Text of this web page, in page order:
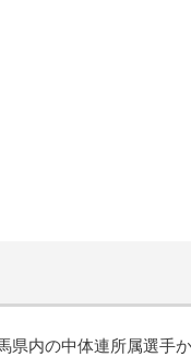
県内の中体連所属選手